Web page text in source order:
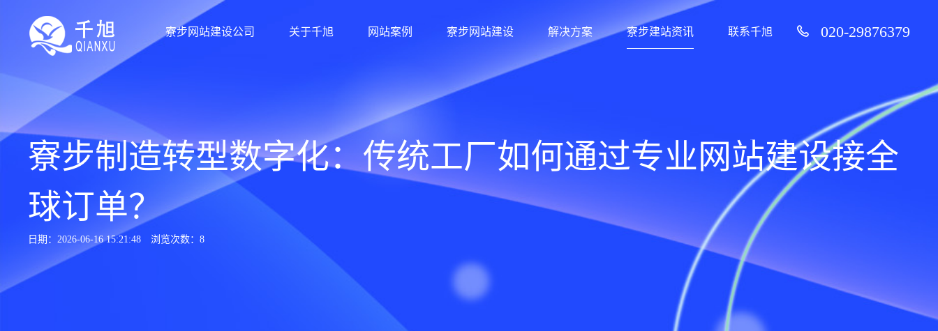
寮步网站建设公司 关于千旭 网站案例 寮步网站建设 解决方案 寮步建站资讯 联系千旭 020-29876379
寮步制造转型数字化：传统工厂如何通过专业网站建设接全
球订单？
日期：2026-06-16 15:21:48 浏览次数：8